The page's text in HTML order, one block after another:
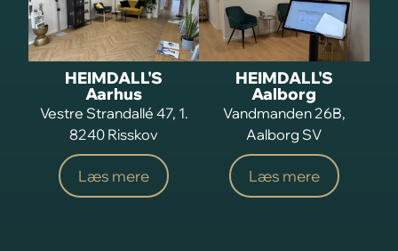
HEIMDALL'S
Aarhus
Vestre Strandallé 47, 1.
8240 Risskov
Læs mere
HEIMDALL'S
Aalborg
Vandmanden 26B,
Aalborg SV
Læs mere